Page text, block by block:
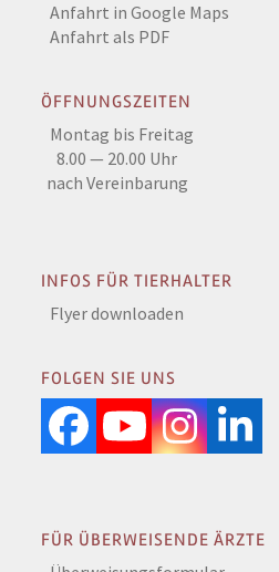
Anfahrt in Google Maps
Anfahrt als PDF
ÖFFNUNGSZEITEN
Montag bis Freitag
8.00 — 20.00 Uhr
nach Vereinbarung
INFOS FÜR TIERHALTER
Flyer downloaden
FOLGEN SIE UNS
Facebook
YouTube
FÜR ÜBERWEISENDE ÄRZTE